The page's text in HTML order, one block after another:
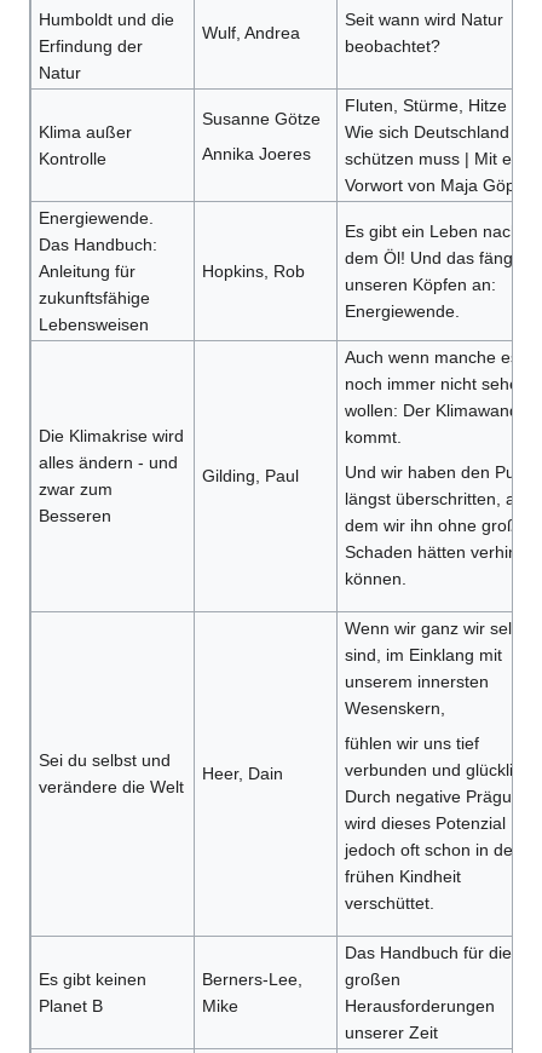
Humboldt und die
Erfindung der
Natur
Wulf, Andrea
Seit wann wird Natur
beobachtet?
Klima außer
Kontrolle
Susanne Götze
Annika Joeres
Fluten, Stürme, Hitze –
Wie sich Deutschland
schützen muss | Mit
Vorwort von Maja Göpel
Energiewende.
Das Handbuch:
Anleitung für
zukunftsfähige
Lebensweisen
Hopkins, Rob
Es gibt ein Leben nach
dem Öl! Und das fängt in
unseren Köpfen an:
Energiewende.
Die Klimakrise wird
alles ändern - und
zwar zum
Besseren
Gilding, Paul
Auch wenn manche es
noch immer nicht sehen
wollen: Der Klimawandel
kommt.
Und wir haben den Punkt
längst überschritten, an
dem wir ihn ohne großen
Schaden hätten
können.
Sei du selbst und
verändere die Welt
Heer, Dain
Wenn wir ganz wir selbst
sind, im Einklang mit
unserem innersten
Wesenskern,
fühlen wir uns tief
verbunden und glücklich.
Durch negative
wird dieses Potenzial
jedoch oft schon in der
frühen Kindheit
verschüttet.
Es gibt keinen
Planet B
Berners-Lee,
Mike
Das Handbuch für die
großen
Herausforderungen
unserer Zeit